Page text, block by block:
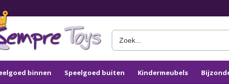
binnen Speelgoed buiten Kindermeubels